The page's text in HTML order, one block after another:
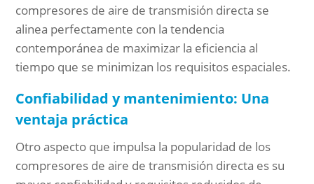
compresores de aire de transmisión directa se
alinea perfectamente con la tendencia
contemporánea de maximizar la eficiencia al
tiempo que se minimizan los requisitos espaciales.
Confiabilidad y mantenimiento: Una
ventaja práctica
Otro aspecto que impulsa la popularidad de los
compresores de aire de transmisión directa es su